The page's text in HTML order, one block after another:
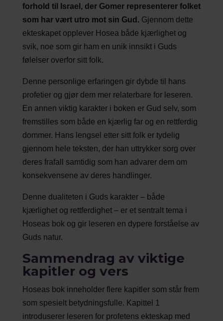
forhold til Israel, der Gomer representerer folket
som har vært utro mot sin Gud. Gjennom dette
ekteskapet opplever Hosea både kjærlighet og
svik, noe som gir ham en unik innsikt i Guds
følelser overfor sitt folk.
Denne personlige erfaringen gir dybde til hans
profetier og gjør dem mer relaterbare for leseren.
En annen viktig karakter i boken er Gud selv, som
fremstilles som både en kjærlig far og en rettferdig
dommer. Hans lengsel etter sitt folk er tydelig
gjennom hele teksten, der han uttrykker sorg over
deres frafall samtidig som han advarer dem om
konsekvensene av deres handlinger.
Denne dualiteten i Guds karakter – både
kjærlighet og rettferdighet – er et sentralt tema i
Hoseas bok og gir leseren en dypere forståelse av
Guds natur.
Sammendrag av viktige
kapitler og vers
Hoseas bok inneholder flere kapitler som står frem
som spesielt betydningsfulle. Kapittel 1
introduserer leseren for profetens ekteskap med